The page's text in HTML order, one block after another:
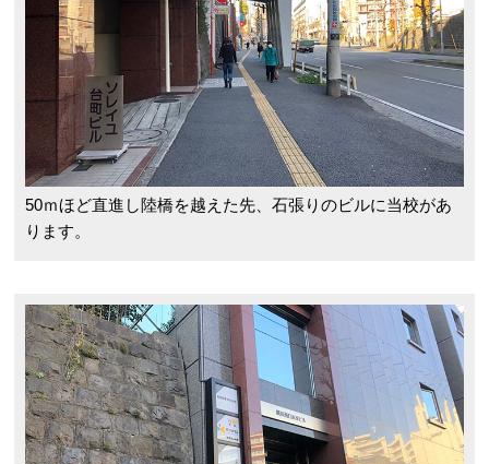
50ｍほど直進し陸橋を越えた先、石張りのビルに当校があ
ります。